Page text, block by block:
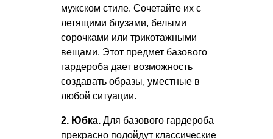
мужском стиле. Сочетайте их с
летящими блузами, белыми
сорочками или трикотажными
вещами. Этот предмет базового
гардероба дает возможность
создавать образы, уместные в
любой ситуации.
2. Юбка. Для базового гардероба
прекрасно подойдут классические